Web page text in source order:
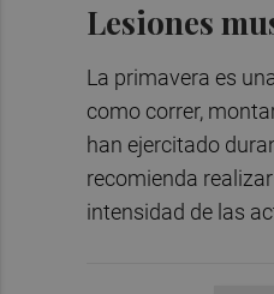
Lesiones
La primavera es
como correr,
han ejercitado
recomienda
intensidad de las